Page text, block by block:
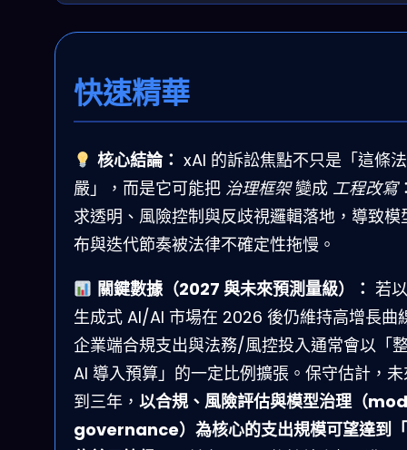
快速精華
核心結論： xAI 的訴訟焦點不只是「這條
嚴」，而是它可能把 治理框架變成 工程改寫
求透明、風險控制與反歧視邏輯落地，導致模
布與迭代節奏被法律不確定性拖慢。
關鍵數據（2027 與未來預測量級）： 若
生成式 AI/AI 市場在 2026 後仍維持高增長曲
企業端合規支出與法務/風控投入通常會以「
AI 導入預算」的一定比例擴張。保守估計，
到三年， 以合規、風險評估與模型治理（
governance）為核心的支出規模可望達到